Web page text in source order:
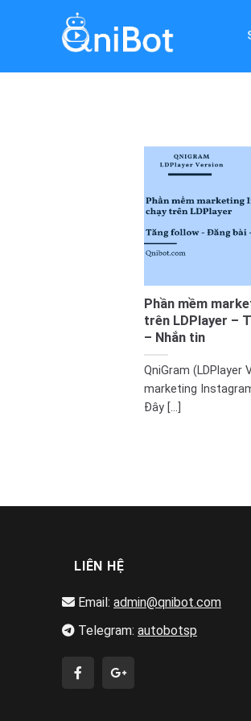
Phần mềm
trên LDPlayer –
– Nhắn tin
QniGram (LDPlayer
marketing
Đây [...]
LIÊN HỆ
Email: admin@qnibot.com
Telegram: autobotsp